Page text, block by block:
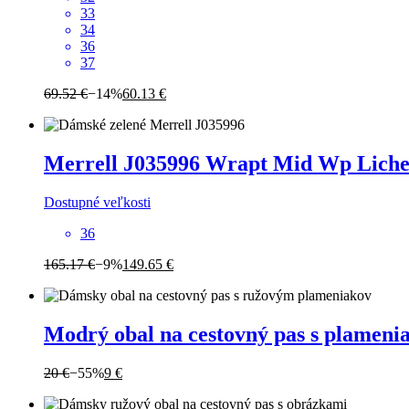
33
34
36
37
69.52 €−14%60.13 €
Merrell J035996 Wrapt Mid Wp
Dostupné veľkosti
36
165.17 €−9%149.65 €
Modrý obal na cestovný pas s
20 €−55%9 €